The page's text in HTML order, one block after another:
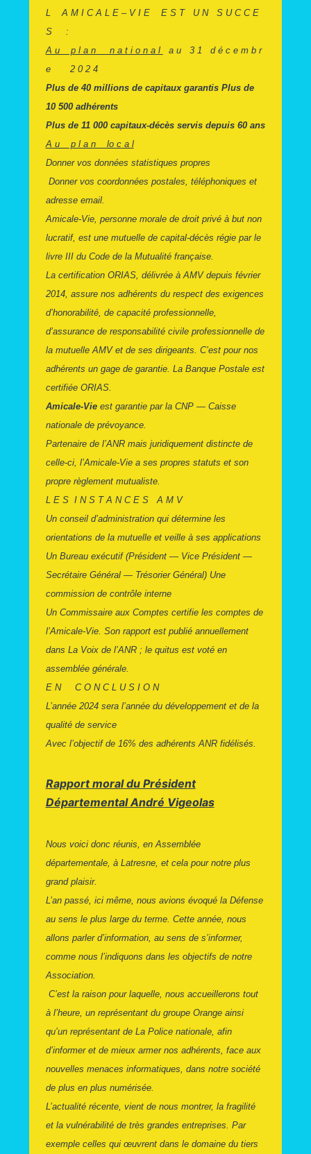
L A M I C A L E – V I E E S T U N S U C C E
S :
A u p l a n n a t i o n a l
a u 3 1 d é c e m b r
e 2 0 2 4
Plus de 40 millions de capitaux garantis Plus de
10 500 adhérents
Plus de 11 000 capitaux-décès servis depuis 60 ans
A u p l a n lo c a l
Donner vos données statistiques propres
Donner vos coordonnées postales, téléphoniques et
adresse email.
Amicale-Vie, personne morale de droit privé à but non
lucratif, est une mutuelle de capital-décès régie par le
livre III du Code de la Mutualité française.
La certification ORIAS, délivrée à AMV depuis février
2014, assure nos adhérents du respect des exigences
d’honorabilité, de capacité professionnelle,
d’assurance de responsabilité civile professionnelle de
la mutuelle AMV et de ses dirigeants. C’est pour nos
adhérents un gage de garantie. La Banque Postale est
certifiée ORIAS.
Amicale-Vie est garantie par la CNP — Caisse
nationale de prévoyance.
Partenaire de l’ANR mais juridiquement distincte de
celle-ci, l’Amicale-Vie a ses propres statuts et son
propre règlement mutualiste.
L E S I N S T A N C E S A M V
Un conseil d’administration qui détermine les
orientations de la mutuelle et veille à ses applications
Un Bureau exécutif (Président — Vice Président —
Secrétaire Général — Trésorier Général) Une
commission de contrôle interne
Un Commissaire aux Comptes certifie les comptes de
l’Amicale-Vie. Son rapport est publié annuellement
dans La Voix de l’ANR ; le quitus est voté en
assemblée générale.
E N C O N C L U S I O N
L’année 2024 sera l’année du développement et de la
qualité de service
Avec l’objectif de 16% des adhérents ANR fidélisés.
Rapport moral du Président
Départemental André Vigeolas
Nous voici donc réunis, en Assemblée
départementale, à Latresne, et cela pour notre plus
grand plaisir.
L’an passé, ici même, nous avions évoqué la Défense
au sens le plus large du terme. Cette année, nous
allons parler d’information, au sens de s’informer,
comme nous l’indiquons dans les objectifs de notre
Association.
C’est la raison pour laquelle, nous accueillerons tout
à l’heure, un représentant du groupe Orange ainsi
qu’un représentant de La Police nationale, afin
d’informer et de mieux armer nos adhérents, face aux
nouvelles menaces informatiques, dans notre société
de plus en plus numérisée.
L’actualité récente, vient de nous montrer, la fragilité
et la vulnérabilité de très grandes entreprises. Par
exemple celles qui œuvrent dans le domaine du tiers